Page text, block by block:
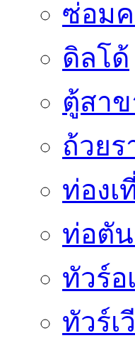
ซ่อม
ดิลโด้
ตู้สาข
ถ้วยร
ท่องเ
ท่อตั
ทัวร์อ
ทัวร์เ